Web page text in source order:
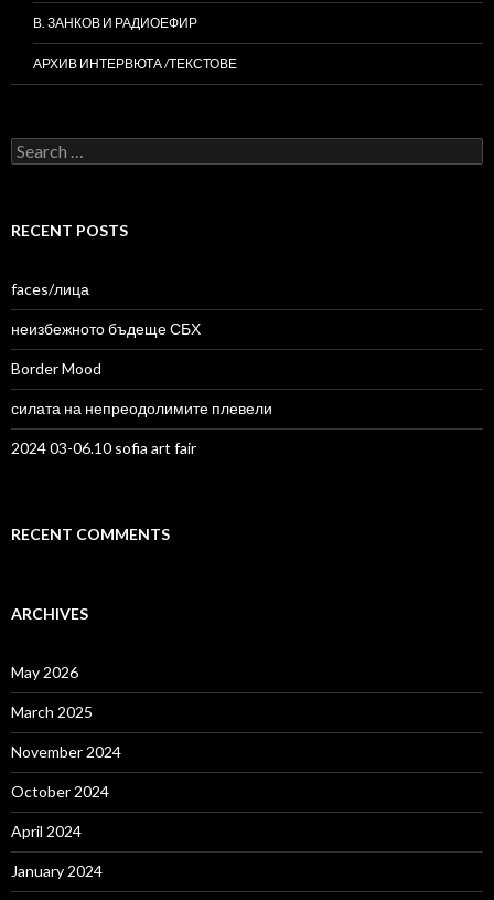
В. ЗАНКОВ И РАДИОЕФИР
АРХИВ ИНТЕРВЮТА /ТЕКСТОВЕ
Search
for:
RECENT POSTS
faces/лица
неизбежното бъдеще СБХ
Border Mood
силата на непреодолимите плевели
2024 03-06.10 sofia art fair
RECENT COMMENTS
ARCHIVES
May 2026
March 2025
November 2024
October 2024
April 2024
January 2024